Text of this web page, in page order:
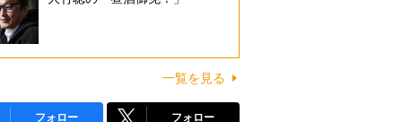
一覧を見る
フォロー フォロー